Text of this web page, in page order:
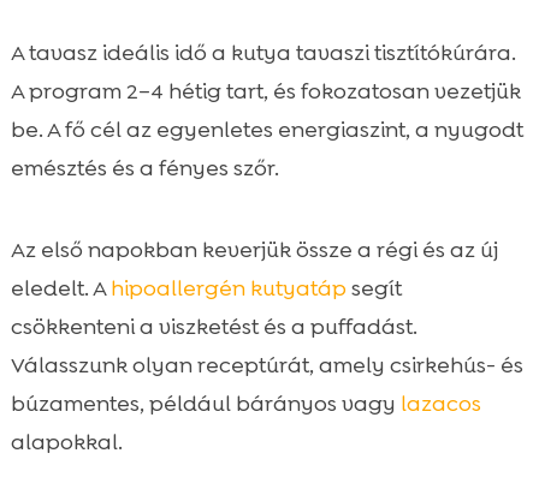
A tavasz ideális idő a kutya tavaszi tisztítókúrára.
A program 2–4 hétig tart, és fokozatosan vezetjük
be. A fő cél az egyenletes energiaszint, a nyugodt
emésztés és a fényes szőr.
Az első napokban keverjük össze a régi és az új
eledelt. Ahipoallergén kutyatápsegít
csökkenteni a viszketést és a puffadást.
Válasszunk olyan receptúrát, amely csirkehús- és
búzamentes, például bárányos vagy lazacos
alapokkal.